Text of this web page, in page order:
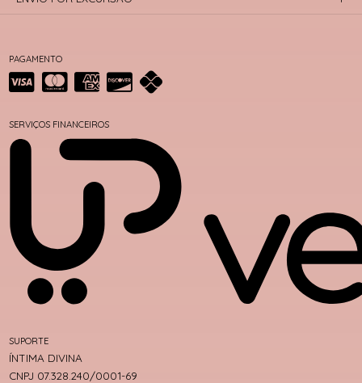
PAGAMENTO
SERVIÇOS FINANCEIROS
SUPORTE
ÍNTIMA DIVINA
CNPJ 07.328.240/0001-69